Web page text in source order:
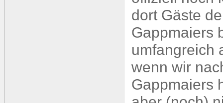
dort Gäste
Gappmaiers
umfangreich
wenn wir
Gappmaiers